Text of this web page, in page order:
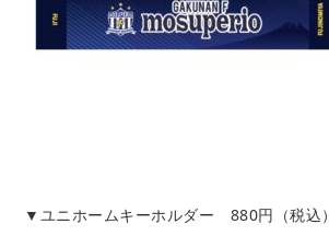
▼ユニホームキーホルダー 880円（税込）